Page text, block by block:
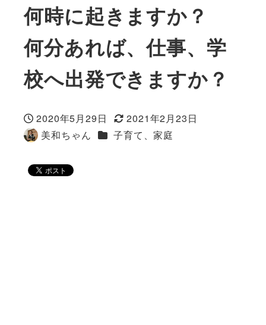
何時に起きますか？
何分あれば、仕事、学
校へ出発できますか？
投稿日
2020年5月29日
更新日
2021年2月23日
著
美和ちゃん カテゴリー
子育て、家庭